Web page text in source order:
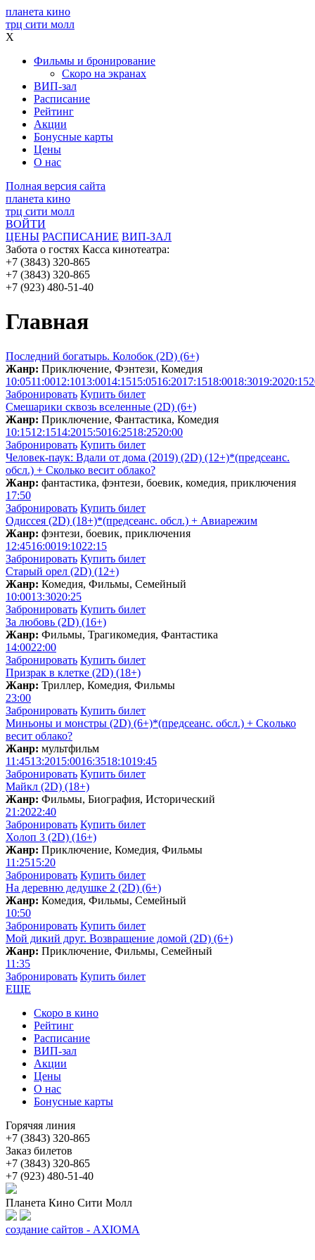
планета кино
трц сити молл
X
Фильмы и бронирование
Скоро на экранах
ВИП-зал
Расписание
Рейтинг
Акции
Бонусные карты
Цены
О нас
Полная версия сайта
планета кино
трц сити молл
ВОЙТИ
ЦЕНЫ РАСПИСАНИЕ ВИП-ЗАЛ
Забота о гостях Касса кинотеатра:
+7 (3843) 320-865
+7 (3843) 320-865
+7 (923) 480-51-40
Главная
Последний богатырь. Колобок (2D) (6+)
Жанр: Приключение, Фэнтези, Комедия
10:0511:0012:1013:0014:1515:0516:2017:1518:0018:3019:2020:15
Забронировать Купить билет
Смешарики сквозь вселенные (2D) (6+)
Жанр: Приключение, Фантастика, Комедия
10:1512:1514:2015:5016:2518:2520:00
Забронировать Купить билет
Человек-паук: Вдали от дома (2019) (2D) (12+)*(предсеанс.
обсл.) + Сколько весит облакo?
Жанр: фантастика, фэнтези, боевик, комедия, приключения
17:50
Забронировать Купить билет
Одиссея (2D) (18+)*(предсеанс. обсл.) + Aвиарежим
Жанр: фэнтези, боевик, приключения
12:4516:0019:1022:15
Забронировать Купить билет
Старый орел (2D) (12+)
Жанр: Комедия, Фильмы, Семейный
10:0013:3020:25
Забронировать Купить билет
За любовь (2D) (16+)
Жанр: Фильмы, Трагикомедия, Фантастика
14:0022:00
Забронировать Купить билет
Призрак в клетке (2D) (18+)
Жанр: Триллер, Комедия, Фильмы
23:00
Забронировать Купить билет
Миньоны и монстры (2D) (6+)*(предсеанс. обсл.) + Скoлько
весит облако?
Жанр: мультфильм
11:4513:2015:0016:3518:1019:45
Забронировать Купить билет
Майкл (2D) (18+)
Жанр: Фильмы, Биография, Исторический
21:2022:40
Забронировать Купить билет
Холоп 3 (2D) (16+)
Жанр: Приключение, Комедия, Фильмы
11:2515:20
Забронировать Купить билет
На деревню дедушке 2 (2D) (6+)
Жанр: Комедия, Фильмы, Семейный
10:50
Забронировать Купить билет
Мой дикий друг. Возвращение домой (2D) (6+)
Жанр: Приключение, Фильмы, Семейный
11:35
Забронировать Купить билет
ЕЩЕ
Скоро в кино
Рейтинг
Расписание
ВИП-зал
Акции
Цены
О нас
Бонусные карты
Горячяя линия
+7 (3843) 320-865
Заказ билетов
+7 (3843) 320-865
+7 (923) 480-51-40
Планета Кино Сити Молл
создание сайтов - AXIOMA